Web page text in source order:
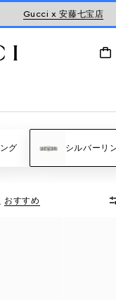
Gucci x 安藤七宝店
グ シルバーリ
おすすめ